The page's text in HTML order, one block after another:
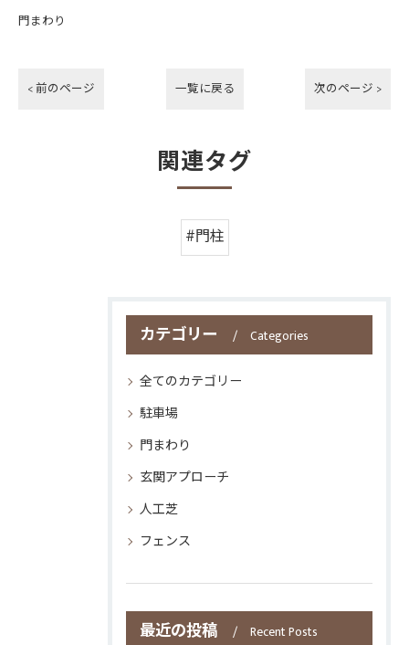
門まわり
< 前のページ 一覧に戻る 次のページ >
関連タグ
#門柱
カテゴリー Categories
全てのカテゴリー
駐車場
門まわり
玄関アプローチ
人工芝
フェンス
最近の投稿 Recent Posts